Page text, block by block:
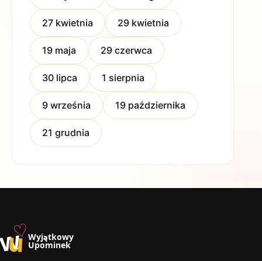
27 kwietnia 29 kwietnia
19 maja 29 czerwca
30 lipca 1 sierpnia
9 września 19 października
21 grudnia
u♡Wyjątkowy
Upominek